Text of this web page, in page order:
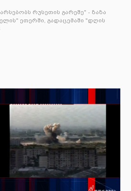
რუსეთის გარეშე" - ზაზა
ეთერში, გადაცემაში "დღის